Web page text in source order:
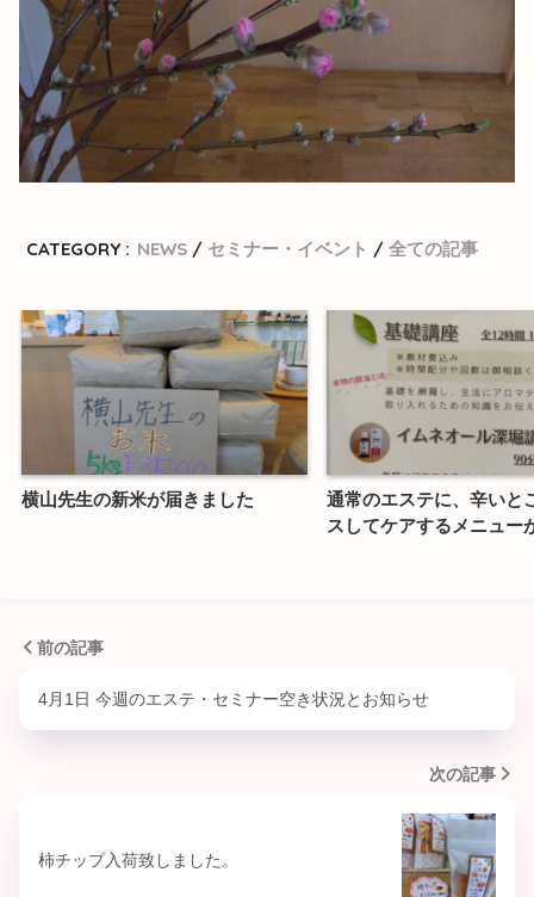
CATEGORY : NEWS セミナー・イベント 全ての記事
横山先生の新米が届きました
通常のエステに、辛いと
スしてケアするメニュー
前の記事
4月1日 今週のエステ・セミナー空き状況とお知らせ
次の記事
柿チップ入荷致しました。